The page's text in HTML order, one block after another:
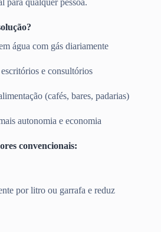
água com gás diariamente
e consultórios
(cafés, bares, padarias)
autonomia e economia
convencionais:
por litro ou garrafa e reduz